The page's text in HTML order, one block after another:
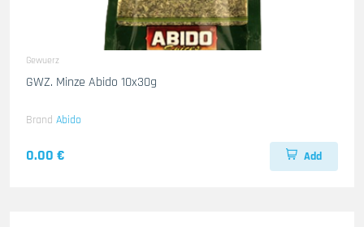
Gewuerz
GWZ. Minze Abido 10x30g
Brand Abido
0.00 € Add